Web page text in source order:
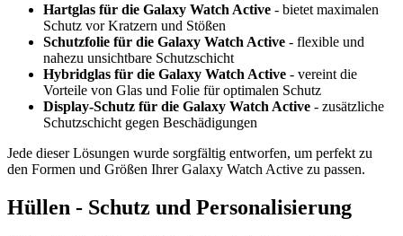
Hartglas für die Galaxy Watch Active - bietet maximalen
Schutz vor Kratzern und Stößen
Schutzfolie für die Galaxy Watch Active - flexible und
nahezu unsichtbare Schutzschicht
Hybridglas für die Galaxy Watch Active - vereint die
Vorteile von Glas und Folie für optimalen Schutz
Display-Schutz für die Galaxy Watch Active - zusätzliche
Schutzschicht gegen Beschädigungen
Jede dieser Lösungen wurde sorgfältig entworfen, um perfekt zu
den Formen und Größen Ihrer Galaxy Watch Active zu passen.
Hüllen - Schutz und Personalisierung